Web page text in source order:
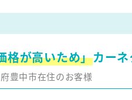
格が高いため」カーネ
豊中市在住のお客様